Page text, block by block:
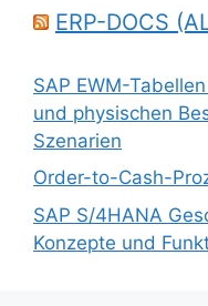
ERP-DOCS
SAP EWM-
und physischen
Szenarien
Order-to-Cash-
SAP S/4HANA
Konzepte und